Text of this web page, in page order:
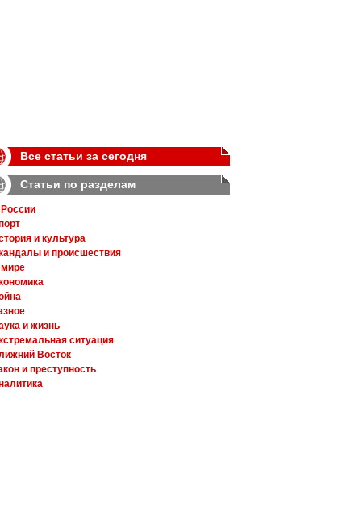
Все статьи за сегодня
Статьи по разделам
и культура
и происшествия
и жизнь
ситуация
Восток
и преступность